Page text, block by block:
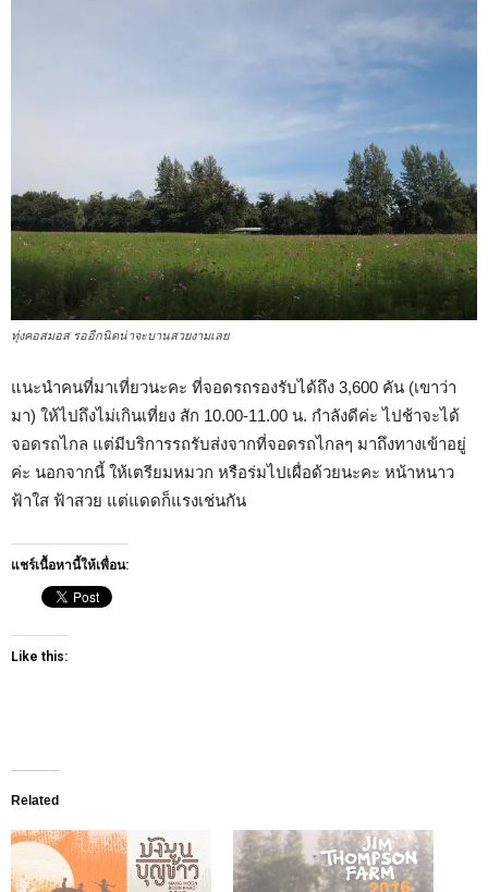
ทุ่งคอสมอส รออีกนิดน่าจะบานสวยงามเลย
แนะนำคนที่มาเที่ยวนะคะ ที่จอดรถรองรับได้ถึง 3,600 คัน (เขาว่า
มา) ให้ไปถึงไม่เกินเที่ยง สัก 10.00-11.00 น. กำลังดีค่ะ ไปช้าจะได้
จอดรถไกล แต่มีบริการรถรับส่งจากที่จอดรถไกลๆ มาถึงทางเข้าอยู่
ค่ะ นอกจากนี้ ให้เตรียมหมวก หรือร่มไปเผื่อด้วยนะคะ หน้าหนาว
ฟ้าใส ฟ้าสวย แต่แดดก็แรงเช่นกัน
แชร์เนื้อหานี้ให้เพื่อน:
Like this:
Related